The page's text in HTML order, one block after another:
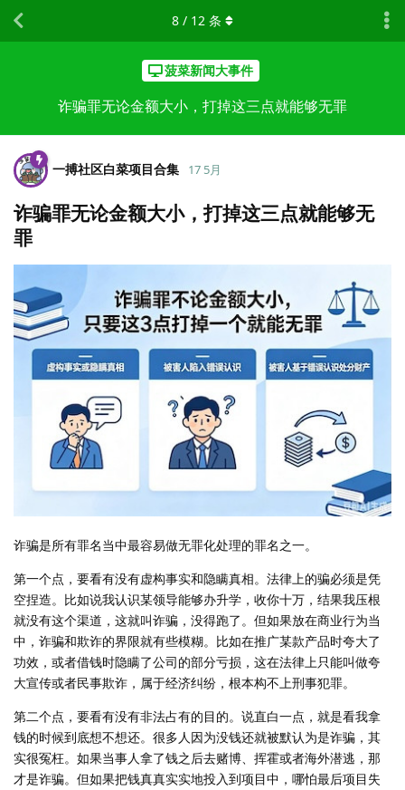
菠菜新闻大事件
诈骗罪无论金额大小，打掉这三点就能够无罪
8 / 12 条
一搏社区白菜项目合集 17 5月
诈骗罪无论金额大小，打掉这三点就能够无
罪
诈骗是所有罪名当中最容易做无罪化处理的罪名之一。
第一个点，要看有没有虚构事实和隐瞒真相。法律上的骗必须是凭
空捏造。比如说我认识某领导能够办升学，收你十万，结果我压根
就没有这个渠道，这就叫诈骗，没得跑了。但如果放在商业行为当
中，诈骗和欺诈的界限就有些模糊。比如在推广某款产品时夸大了
功效，或者借钱时隐瞒了公司的部分亏损，这在法律上只能叫做夸
大宣传或者民事欺诈，属于经济纠纷，根本构不上刑事犯罪。
第二个点，要看有没有非法占有的目的。说直白一点，就是看我拿
钱的时候到底想不想还。很多人因为没钱还就被默认为是诈骗，其
实很冤枉。如果当事人拿了钱之后去赌博、挥霍或者海外潜逃，那
才是诈骗。但如果把钱真真实实地投入到项目中，哪怕最后项目失